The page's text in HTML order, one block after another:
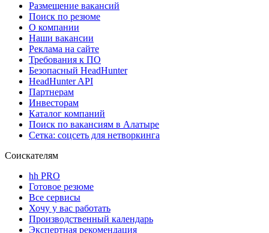
Размещение вакансий
Поиск по резюме
О компании
Наши вакансии
Реклама на сайте
Требования к ПО
Безопасный HeadHunter
HeadHunter API
Партнерам
Инвесторам
Каталог компаний
Поиск по вакансиям в Алатыре
Сетка: соцсеть для нетворкинга
Соискателям
hh PRO
Готовое резюме
Все сервисы
Хочу у вас работать
Производственный календарь
Экспертная рекомендация